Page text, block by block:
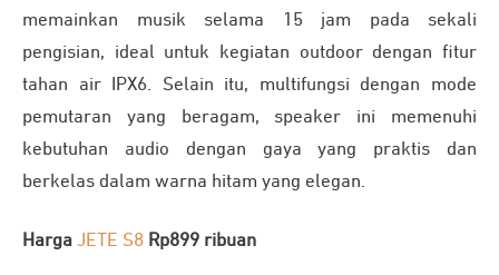
memainkan musik selama 15 jam pada sekali
pengisian, ideal untuk kegiatan outdoor dengan fitur
tahan air IPX6. Selain itu, multifungsi dengan mode
pemutaran yang beragam, speaker ini memenuhi
kebutuhan audio dengan gaya yang praktis dan
berkelas dalam warna hitam yang elegan.
Harga JETE S8 Rp899 ribuan